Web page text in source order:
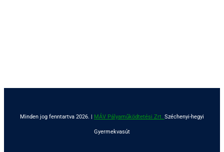
Minden jog fenntartva 2026. | MÁV Pályaműködtetési Zrt. Széchenyi-hegyi
Gyermekvasút